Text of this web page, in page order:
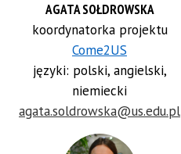
AGATA SOŁDROWSKA
koordynatorka projektu
Come2US
języki: polski, angielski,
niemiecki
agata.soldrowska@us.edu.pl